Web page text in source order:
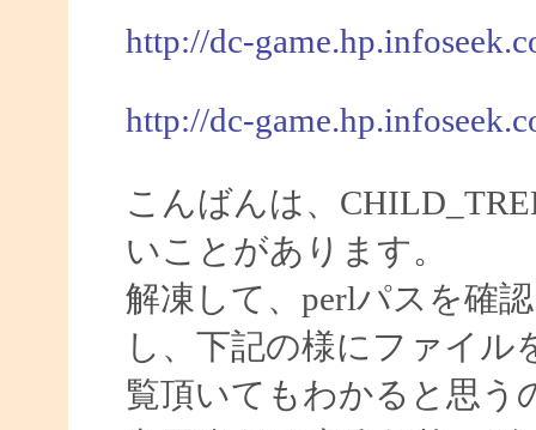
http://dc-
http://dc-
こんばんは、
いことがあります。
解凍して、perlパスを確
し、下記の様にファイル
覧頂いてもわかると思う